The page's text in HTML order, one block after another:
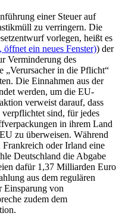
einer Steuer auf
zu verringern. Die
vorlegen, heißt es
ein neues Fenster)) der
Verminderung des
„Verursacher in die Pflicht“
Die Einnahmen aus der
werden, um die EU-
verweist darauf, dass
sind, für jedes
in ihrem Land
zu überweisen. Während
Frankreich oder Irland eine
Deutschland die Abgabe
dafür 1,37 Milliarden Euro
aus dem regulären
Einsparung von
zudem dem